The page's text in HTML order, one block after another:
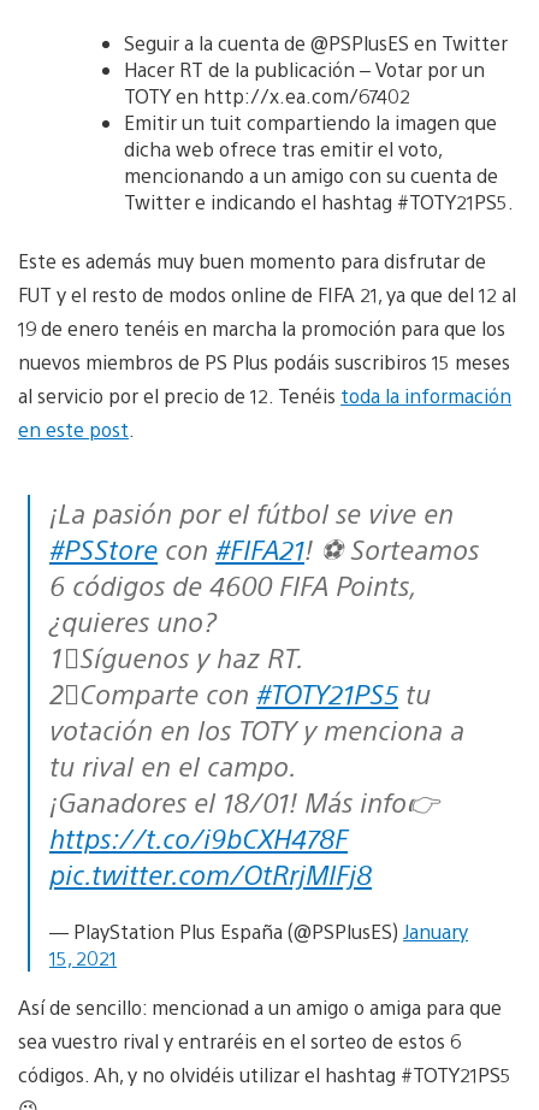
Seguir a la cuenta de @PSPlusES en Twitter
Hacer RT de la publicación – Votar por un
TOTY en http://x.ea.com/67402
Emitir un tuit compartiendo la imagen que
dicha web ofrece tras emitir el voto,
mencionando a un amigo con su cuenta de
Twitter e indicando el hashtag #TOTY21PS5.
Este es además muy buen momento para disfrutar de
FUT y el resto de modos online de FIFA 21, ya que del 12 al
19 de enero tenéis en marcha la promoción para que los
nuevos miembros de PS Plus podáis suscribiros 15 meses
al servicio por el precio de 12. Tenéis toda la información
en este post
¡La pasión por el fútbol se vive en
#PSStore con #FIFA21! ⚽️ Sorteamos
6 códigos de 4600 FIFA Points,
¿quieres uno?
1⃣Síguenos y haz RT.
2⃣Comparte con #TOTY21PS5 tu
votación en los TOTY y menciona a
tu rival en el campo.
¡Ganadores el 18/01! Más info👉
https://t.co/i9bCXH478F
pic.twitter.com/OtRrjMlFj8
— PlayStation Plus España (@PSPlusES) January
15, 2021
Así de sencillo: mencionad a un amigo o amiga para que
sea vuestro rival y entraréis en el sorteo de estos 6
códigos. Ah, y no olvidéis utilizar el hashtag #TOTY21PS5